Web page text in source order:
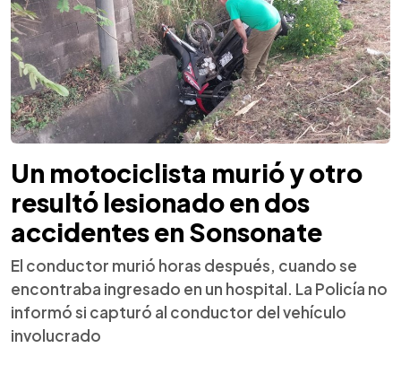
Un motociclista murió y otro
resultó lesionado en dos
accidentes en Sonsonate
El conductor murió horas después, cuando se
encontraba ingresado en un hospital. La Policía no
informó si capturó al conductor del vehículo
involucrado